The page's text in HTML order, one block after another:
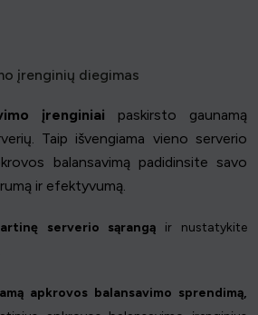
įrenginių diegimas
įrenginiai paskirsto gaunamą
Taip išvengiama vieno serverio
balansavimą padidinsite savo
ir efektyvumą.
serverio sąrangą ir nustatykite
apkrovos balansavimo sprendimą,